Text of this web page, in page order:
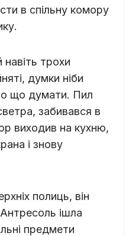
в спільну комору
навіть трохи
думки ніби
що думати. Пил
забивався в
виходив на кухню,
і знову
полиць, він
Антресоль ішла
предмети